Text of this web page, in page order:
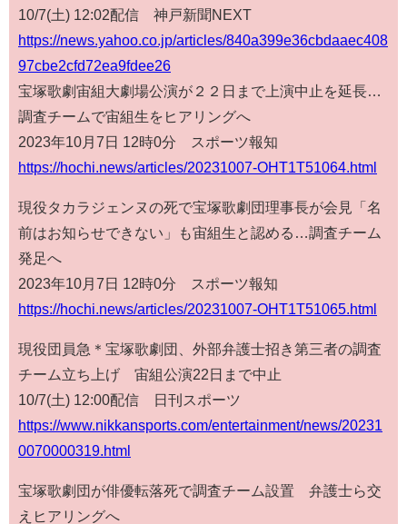
10/7(土) 12:02配信 神戸新聞NEXT
https://news.yahoo.co.jp/articles/840a399e36cbdaaec408
97cbe2cfd72ea9fdee26
宝塚歌劇宙組大劇場公演が２２日まで上演中止を延長…
調査チームで宙組生をヒアリングへ
2023年10月7日 12時0分 スポーツ報知
https://hochi.news/articles/20231007-OHT1T51064.html
現役タカラジェンヌの死で宝塚歌劇団理事長が会見「名
前はお知らせできない」も宙組生と認める…調査チーム
発足へ
2023年10月7日 12時0分 スポーツ報知
https://hochi.news/articles/20231007-OHT1T51065.html
現役団員急＊宝塚歌劇団、外部弁護士招き第三者の調査
チーム立ち上げ 宙組公演22日まで中止
10/7(土) 12:00配信 日刊スポーツ
https://www.nikkansports.com/entertainment/news/20231
0070000319.html
宝塚歌劇団が俳優転落死で調査チーム設置 弁護士ら交
えヒアリングへ